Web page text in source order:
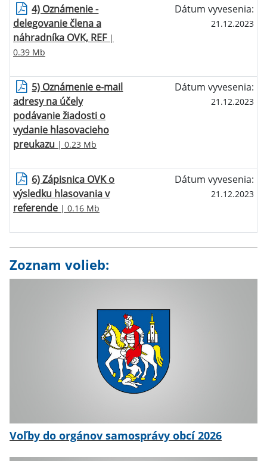
4) Oznámenie -
delegovanie člena a
náhradníka OVK, REF|
0.39 Mb
Dátum vyvesenia:
21.12.2023
5) Oznámenie e-mail
adresy na účely
podávanie žiadosti o
vydanie hlasovacieho
preukazu | 0.23 Mb
Dátum vyvesenia:
21.12.2023
6) Zápisnica OVK o
výsledku hlasovania v
referende | 0.16 Mb
Dátum vyvesenia:
21.12.2023
Zoznam volieb:
Voľby do orgánov samosprávy obcí 2026